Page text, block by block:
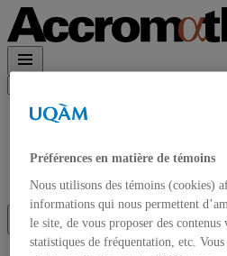
Accueil
Accrom\(\alpha\)th en PDF
Contact et Abonnements
Abonnement à l’infolettre
Préférences en matière de témoins
Nous utilisons des témoins (cookies)
informations qui nous permettent
le site, de vous proposer des contenus
statistiques de fréquentation, etc.